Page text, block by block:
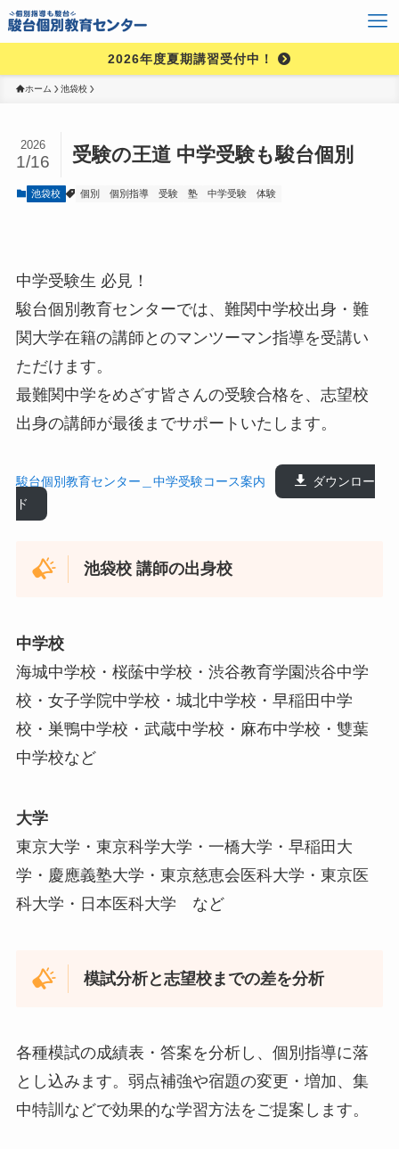
2026年度夏期講習受付中！
ホーム 池袋校
受験の王道 中学受験も駿台個別
2026
1/16
池袋校 個別 個別指導 受験 塾 中学受験 体験
中学受験生 必見！
駿台個別教育センターでは、難関中学校出身・難
関大学在籍の講師とのマンツーマン指導を受講い
ただけます。
最難関中学をめざす皆さんの受験合格を、志望校
出身の講師が最後までサポートいたします。
駿台個別教育センター＿中学受験コース案内
ダウンロー
ド
池袋校 講師の出身校
中学校
海城中学校・桜䕃中学校・渋谷教育学園渋谷中学
校・女子学院中学校・城北中学校・早稲田中学
校・巣鴨中学校・武蔵中学校・麻布中学校・雙葉
中学校など
大学
東京大学・東京科学大学・一橋大学・早稲田大
学・慶應義塾大学・東京慈恵会医科大学・東京医
科大学・日本医科大学 など
模試分析と志望校までの差を分析
各種模試の成績表・答案を分析し、個別指導に落
とし込みます。弱点補強や宿題の変更・増加、集
中特訓などで効果的な学習方法をご提案します。